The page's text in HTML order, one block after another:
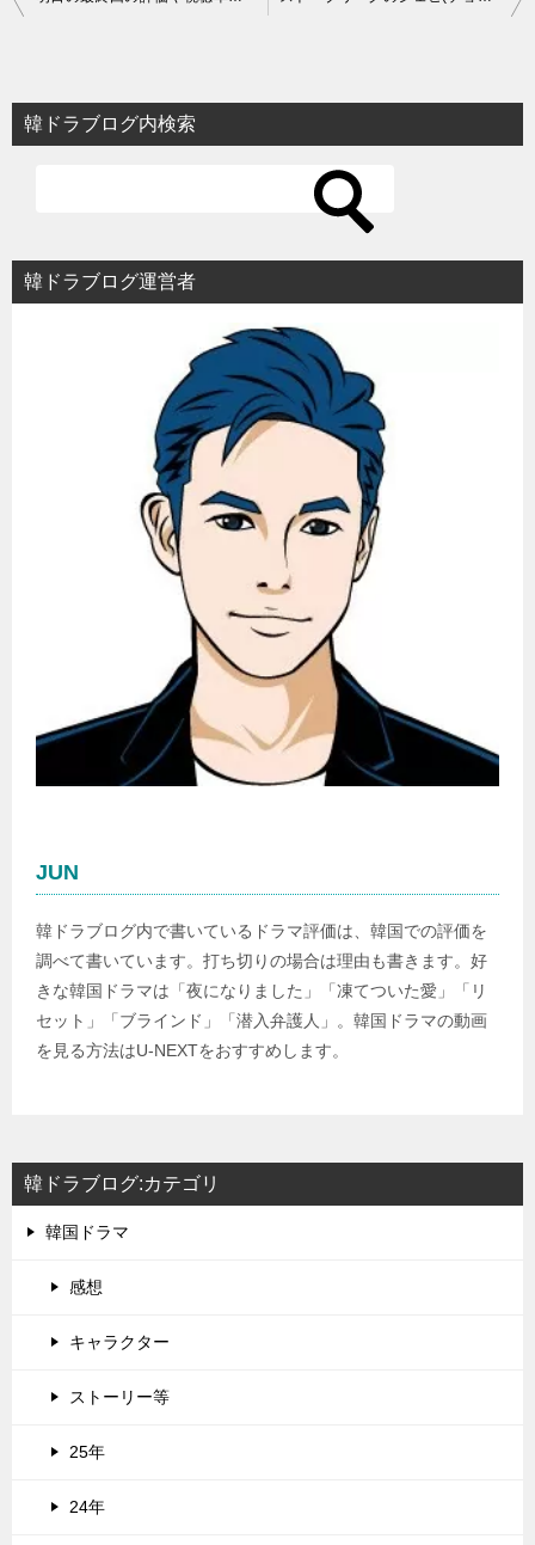
ビ
ゲ
ョ
ン
韓ドラブログ内検索
韓ドラブログ運営者
JUN
韓ドラブログ内で書いているドラマ評価は、韓国での評価を
調べて書いています。打ち切りの場合は理由も書きます。好
きな韓国ドラマは「夜になりました」「凍てついた愛」「リ
セット」「ブラインド」「潜入弁護人」。韓国ドラマの動画
を見る方法はU-NEXTをおすすめします。
韓ドラブログ:カテゴリ
韓国ドラマ
感想
キャラクター
ストーリー等
25年
24年